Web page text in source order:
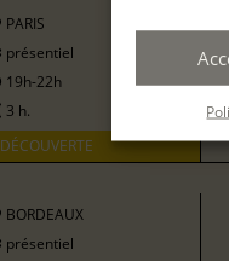
PARIS
présentiel
19h-22h
3 h.
DÉCOUVERTE
BORDEAUX
présentiel